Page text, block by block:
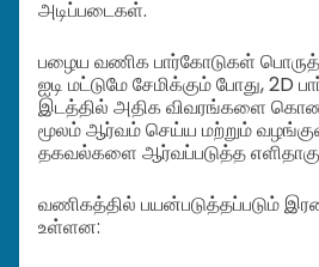
அடிப்படைகள்.
பழைய வணிக பார்கோடுகள்
ஐடி மட்டுமே சேமிக்கும் போது, 2D
இடத்தில் அதிக விவரங்களை
மூலம் ஆர்வம் செய்ய மற்றும்
தகவல்களை ஆர்வப்படுத்த
வணிகத்தில் பயன்படுத்தப்படும்
உள்ளன: